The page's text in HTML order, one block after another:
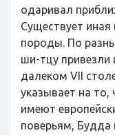
одаривал
Существует иная
породы. По
ши-тцу привезли
далеком VII
указывает на
имеют
поверьям, Будда